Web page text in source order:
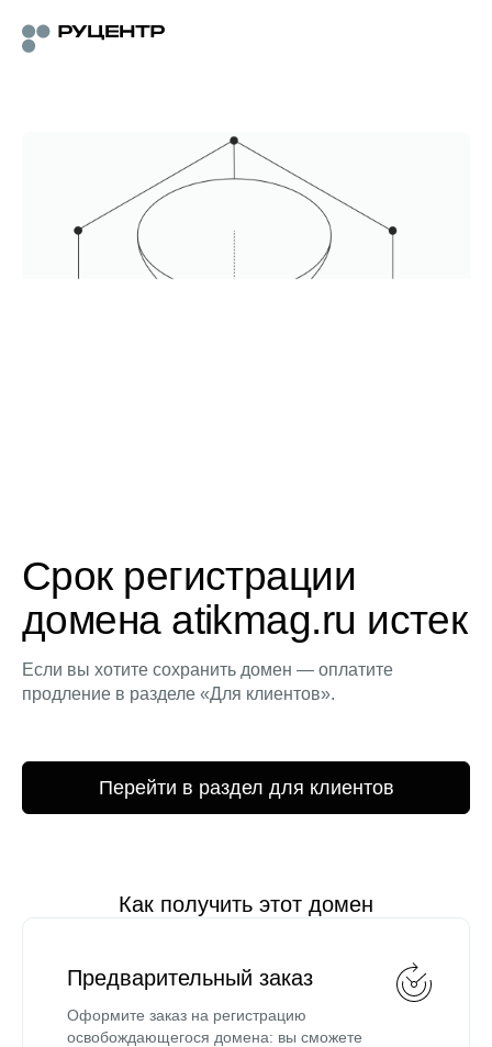
Срок регистрации
домена atikmag.ru истек
Если вы хотите сохранить домен — оплатите
продление в разделе «Для клиентов».
Перейти в раздел для клиентов
Как получить этот домен
Предварительный заказ
Оформите заказ на регистрацию
освобождающегося домена: вы сможете